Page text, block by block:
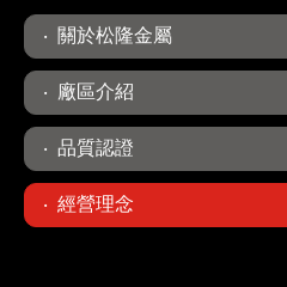
關於松隆金屬
廠區介紹
品質認證
經營理念